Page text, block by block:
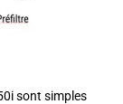
sont simples